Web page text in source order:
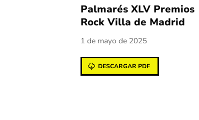
Palmarés XLV Premios
Rock Villa de Madrid
1 de mayo de 2025
DESCARGAR PDF